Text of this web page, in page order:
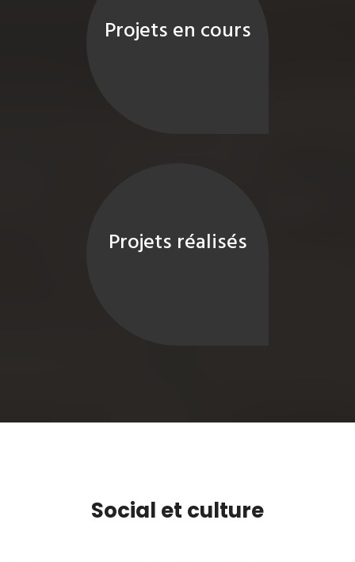
Projets en cours
Projets réalisés
Social et culture